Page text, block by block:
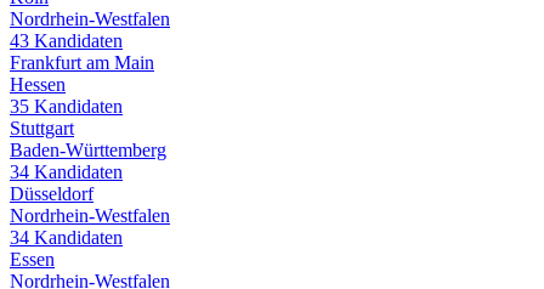
Nordrhein-Westfalen
43 Kandidaten
Frankfurt am Main
Hessen
35 Kandidaten
Stuttgart
Baden-Württemberg
34 Kandidaten
Düsseldorf
Nordrhein-Westfalen
34 Kandidaten
Essen
Nordrhein-Westfalen